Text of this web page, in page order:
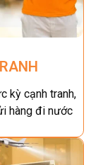
kỳ cạnh tranh,
hàng đi nước